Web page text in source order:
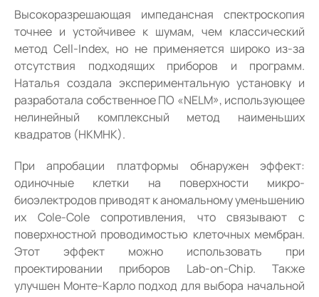
Высокоразрешающая импедансная спектроскопия
точнее и устойчивее к шумам, чем классический
метод Cell-Index, но не применяется широко из-за
отсутствия подходящих приборов и программ.
Наталья создала экспериментальную установку и
разработала собственное ПО «NELM», использующее
нелинейный комплексный метод наименьших
квадратов (НКМНК).
При апробации платформы обнаружен эффект:
одиночные клетки на поверхности микро-
биоэлектродов приводят к аномальному уменьшению
их Cole-Cole сопротивления, что связывают с
поверхностной проводимостью клеточных мембран.
Этот эффект можно использовать при
проектировании приборов Lab-on-Chip. Также
улучшен Монте-Карло подход для выбора начальной